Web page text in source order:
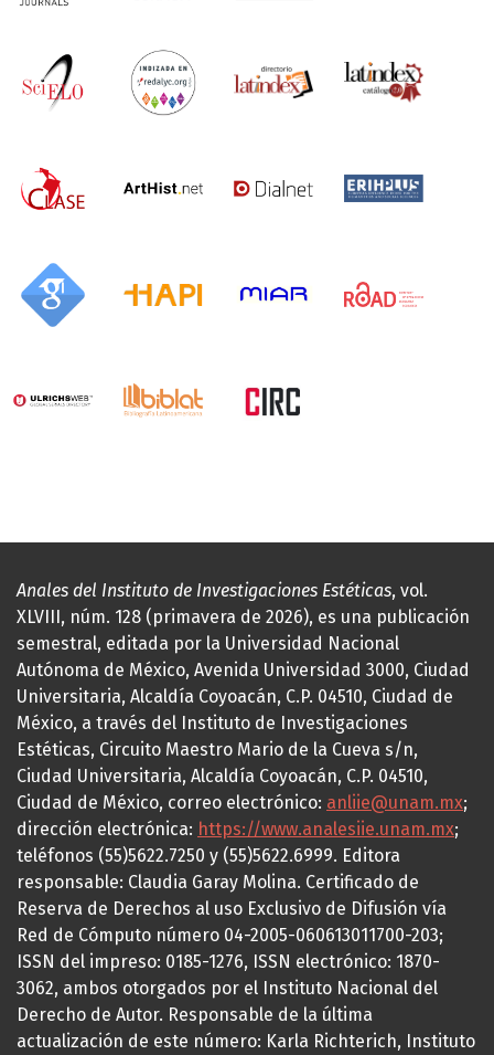
Anales del Instituto de Investigaciones Estéticas, vol.
XLVIII, núm. 128 (primavera de 2026), es una publicación
semestral, editada por la Universidad Nacional
Autónoma de México, Avenida Universidad 3000, Ciudad
Universitaria, Alcaldía Coyoacán, C.P. 04510, Ciudad de
México, a través del Instituto de Investigaciones
Estéticas, Circuito Maestro Mario de la Cueva s/n,
Ciudad Universitaria, Alcaldía Coyoacán, C.P. 04510,
Ciudad de México, correo electrónico: anliie@unam.mx;
dirección electrónica: https://www.analesiie.unam.mx;
teléfonos (55)5622.7250 y (55)5622.6999. Editora
responsable: Claudia Garay Molina. Certificado de
Reserva de Derechos al uso Exclusivo de Difusión vía
Red de Cómputo número 04-2005-060613011700-203;
ISSN del impreso: 0185-1276, ISSN electrónico: 1870-
3062, ambos otorgados por el Instituto Nacional del
Derecho de Autor. Responsable de la última
actualización de este número: Karla Richterich, Instituto